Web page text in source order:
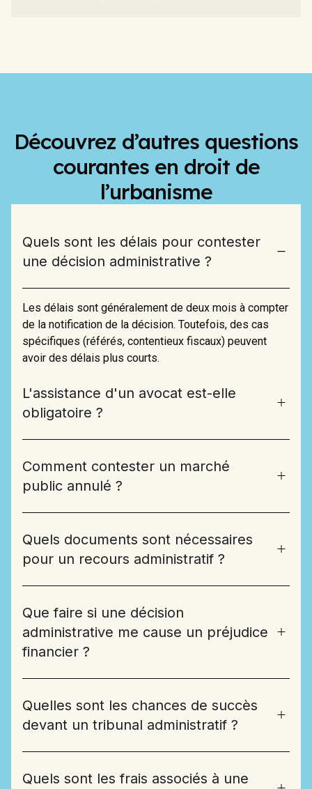
Découvrez d’autres questions
courantes en droit de
l’urbanisme
Quels sont les délais pour contester
une décision administrative ?
Les délais sont généralement de deux mois à compter
de la notification de la décision. Toutefois, des cas
spécifiques (référés, contentieux fiscaux) peuvent
avoir des délais plus courts.
L'assistance d'un avocat est-elle
obligatoire ?
Comment contester un marché
public annulé ?
Quels documents sont nécessaires
pour un recours administratif ?
Que faire si une décision
administrative me cause un préjudice
financier ?
Quelles sont les chances de succès
devant un tribunal administratif ?
Quels sont les frais associés à une